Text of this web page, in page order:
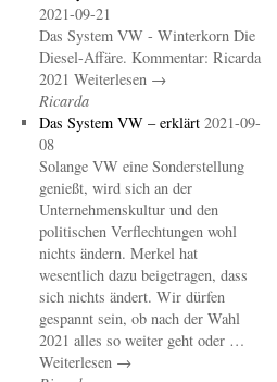
2021-09-21
Das System VW - Winterkorn Die
Diesel-Affäre. Kommentar: Ricarda
2021 Weiterlesen →
Ricarda
Das System VW – erklärt 2021-09-
08
Solange VW eine Sonderstellung
genießt, wird sich an der
Unternehmenskultur und den
politischen Verflechtungen wohl
nichts ändern. Merkel hat
wesentlich dazu beigetragen, dass
sich nichts ändert. Wir dürfen
gespannt sein, ob nach der Wahl
2021 alles so weiter geht oder …
Weiterlesen →